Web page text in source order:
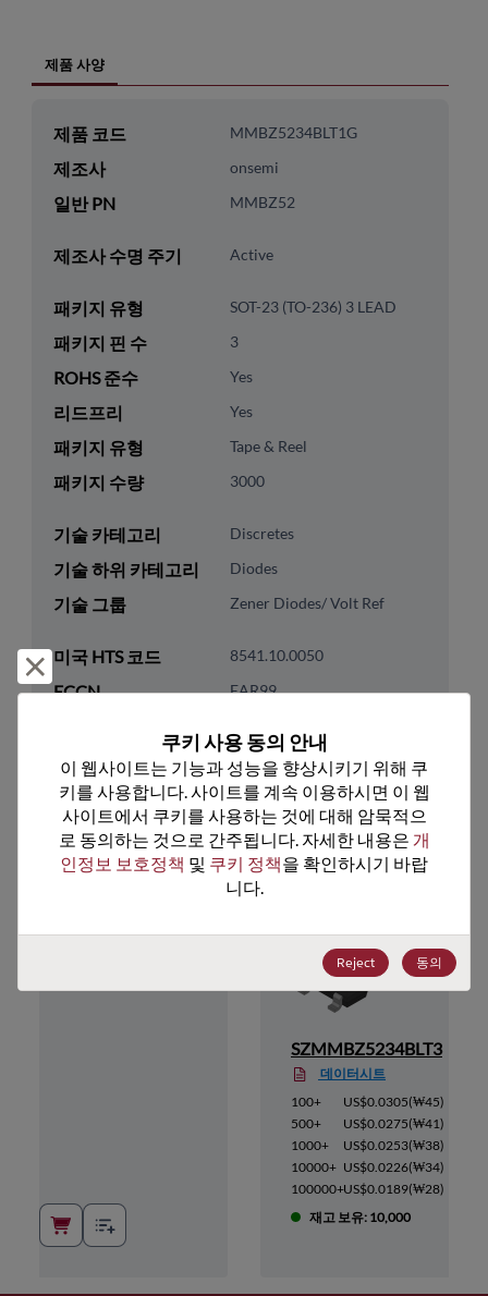
제품 사양
제품 코드 MMBZ5234BLT1G
제조사 onsemi
일반 PN MMBZ52
제조사 수명 주기 Active
패키지 유형 SOT-23 (TO-236) 3 LEAD
패키지 핀 수 3
ROHS 준수 Yes
리드프리 Yes
패키지 유형 Tape & Reel
패키지 수량 3000
기술 카테고리 Discretes
기술 하위 카테고리 Diodes
기술 그룹 Zener Diodes/ Volt Ref
미국 HTS 코드 8541.10.0050
ECCN EAR99
추천 대체 제품
SZMMBZ5234BLT3
데이터시트
100+
US$0.0305(₩45)
500+
US$0.0275(₩41)
1000+
US$0.0253(₩38)
10000+ US$0.0226(₩34)
100000+US$0.0189(₩28)
재고 보유: 10,000
거부 및 닫기
쿠키 사용 동의 안내
이 웹사이트는 기능과 성능을 향상시키기 위해 쿠
키를 사용합니다. 사이트를 계속 이용하시면 이 웹
사이트에서 쿠키를 사용하는 것에 대해 암묵적으
로 동의하는 것으로 간주됩니다. 자세한 내용은 개
인정보 보호정책 및 쿠키 정책을 확인하시기 바랍
니다.
Reject 동의